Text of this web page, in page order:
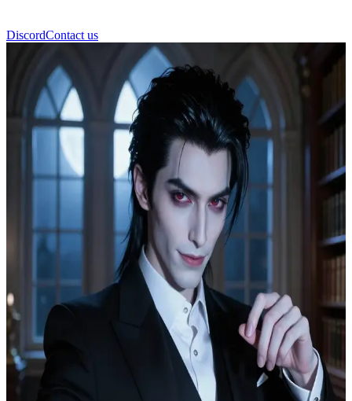
DiscordContact us
Dimitri Ravenswood
Dimitri Ravenswood, le vampire séculaire